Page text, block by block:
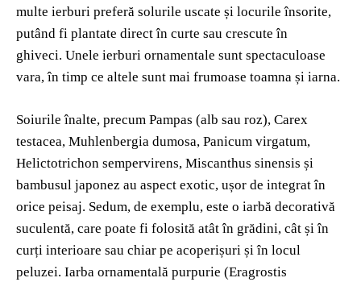
multe ierburi preferă solurile uscate și locurile însorite,
putând fi plantate direct în curte sau crescute în
ghiveci. Unele ierburi ornamentale sunt spectaculoase
vara, în timp ce altele sunt mai frumoase toamna și iarna.
Soiurile înalte, precum Pampas (alb sau roz), Carex
testacea, Muhlenbergia dumosa, Panicum virgatum,
Helictotrichon sempervirens, Miscanthus sinensis și
bambusul japonez au aspect exotic, ușor de integrat în
orice peisaj. Sedum, de exemplu, este o iarbă decorativă
suculentă, care poate fi folosită atât în grădini, cât și în
curți interioare sau chiar pe acoperișuri și în locul
peluzei. Iarba ornamentală purpurie (Eragrostis